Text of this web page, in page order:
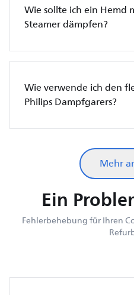
Wie sollte ich ein Hemd
Steamer dämpfen?
Wie verwende ich den
Philips Dampfgarers?
Mehr
Ein
Fehlerbehebung für Ihren